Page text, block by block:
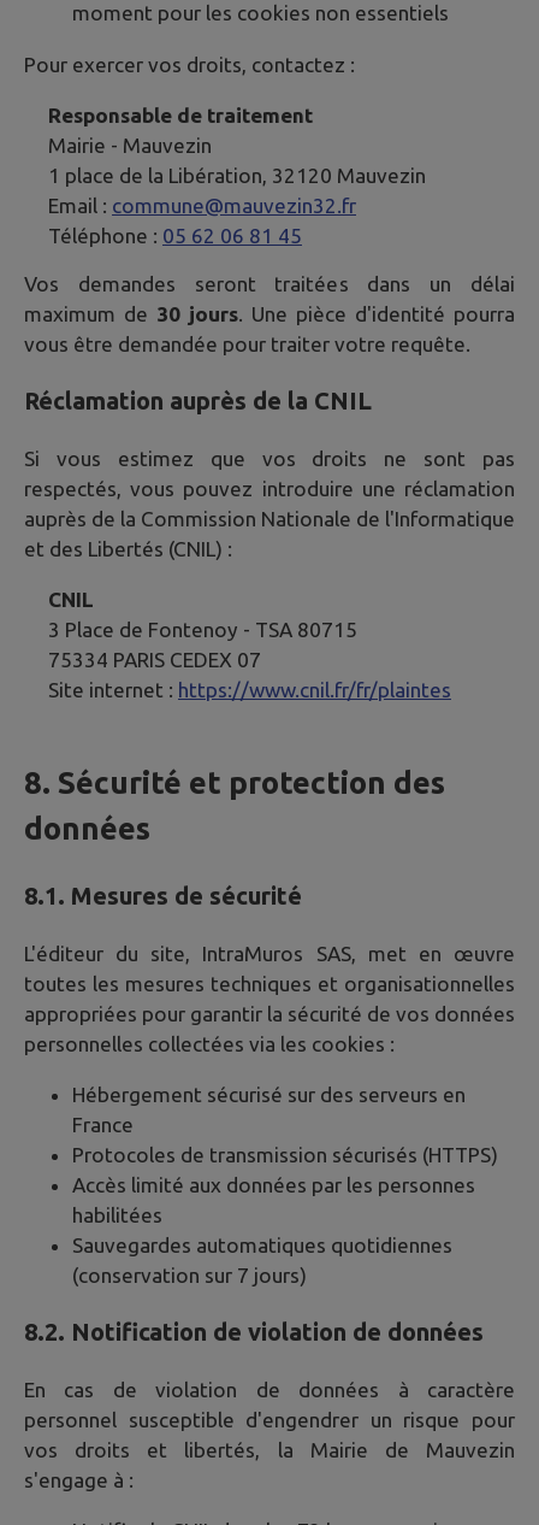
moment pour les cookies non essentiels
Pour exercer vos droits, contactez :
Responsable de traitement
Mairie - Mauvezin
1 place de la Libération, 32120 Mauvezin
Email : commune@mauvezin32.fr
Téléphone : 05 62 06 81 45
Vos demandes seront traitées dans un délai
maximum de 30 jours . Une pièce d'identité pourra
vous être demandée pour traiter votre requête.
Réclamation auprès de la CNIL
Si vous estimez que vos droits ne sont pas
respectés, vous pouvez introduire une réclamation
auprès de la Commission Nationale de l'Informatique
et des Libertés (CNIL) :
CNIL
3 Place de Fontenoy - TSA 80715
75334 PARIS CEDEX 07
Site internet : https://www.cnil.fr/fr/plaintes
8. Sécurité et protection des
données
8.1. Mesures de sécurité
L'éditeur du site, IntraMuros SAS, met en œuvre
toutes les mesures techniques et organisationnelles
appropriées pour garantir la sécurité de vos données
personnelles collectées via les cookies :
Hébergement sécurisé sur des serveurs en
France
Protocoles de transmission sécurisés (HTTPS)
Accès limité aux données par les personnes
habilitées
Sauvegardes automatiques quotidiennes
(conservation sur 7 jours)
8.2. Notification de violation de données
En cas de violation de données à caractère
personnel susceptible d'engendrer un risque pour
vos droits et libertés, la Mairie de Mauvezin
s'engage à :